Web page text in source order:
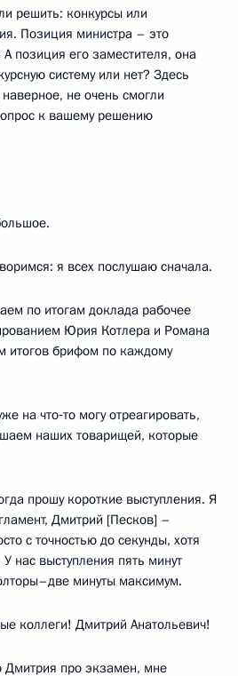
решить: конкурсы или
Позиция министра – это
позиция его заместителя, она
систему или нет? Здесь
не очень смогли
к вашему решению
я всех послушаю сначала.
по итогам доклада рабочее
Юрия Котлера и Романа
итогов брифом по каждому
на что‑то могу отреагировать,
наших товарищей, которые
прошу короткие выступления. Я
Дмитрий [Песков] –
с точностью до секунды, хотя
нас выступления пять минут
минуты максимум.
коллеги! Дмитрий Анатольевич!
Дмитрия про экзамен, мне